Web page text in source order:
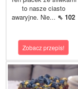
to nasze ciasto
awaryjne. Nie... ⇖ 102
Zobacz przepis!